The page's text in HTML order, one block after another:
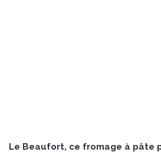
Le Beaufort, ce fromage à pâte